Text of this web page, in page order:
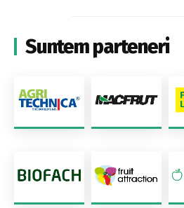
Suntem parteneri